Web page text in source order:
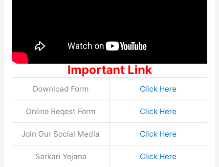
Important Link
Download Form Click Here
Online Reqest Form Click Here
Join Our Social Media Click Here
Sarkari Yojana Click Here